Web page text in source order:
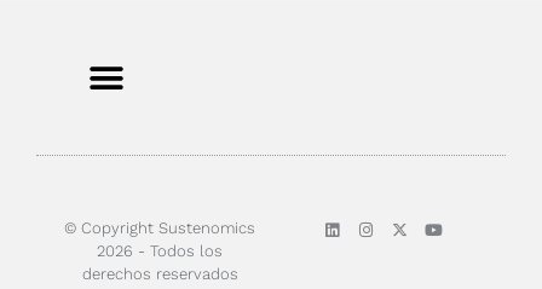
© Copyright Sustenomics
2026 - Todos los
derechos reservados